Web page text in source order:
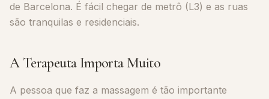
de Barcelona. É fácil chegar de metrô (L3) e as ruas
são tranquilas e residenciais.
A Terapeuta Importa Muito
A pessoa que faz a massagem é tão importante